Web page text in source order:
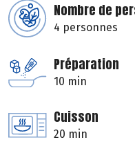
Nombre de
4 personnes
Préparation
10 min
Cuisson
20 min